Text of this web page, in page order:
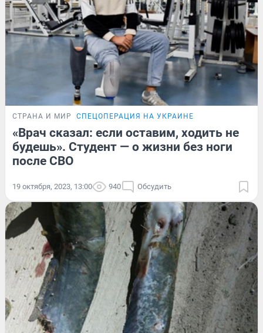
СТРАНА И МИР СПЕЦОПЕРАЦИЯ НА УКРАИНЕ
«Врач сказал: если оставим, ходить не
будешь». Студент — о жизни без ноги
после СВО
19 октября, 2023, 13:00 940 Обсудить